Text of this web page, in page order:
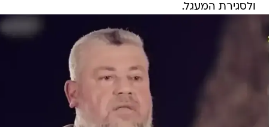
ולסגירת המעגל.